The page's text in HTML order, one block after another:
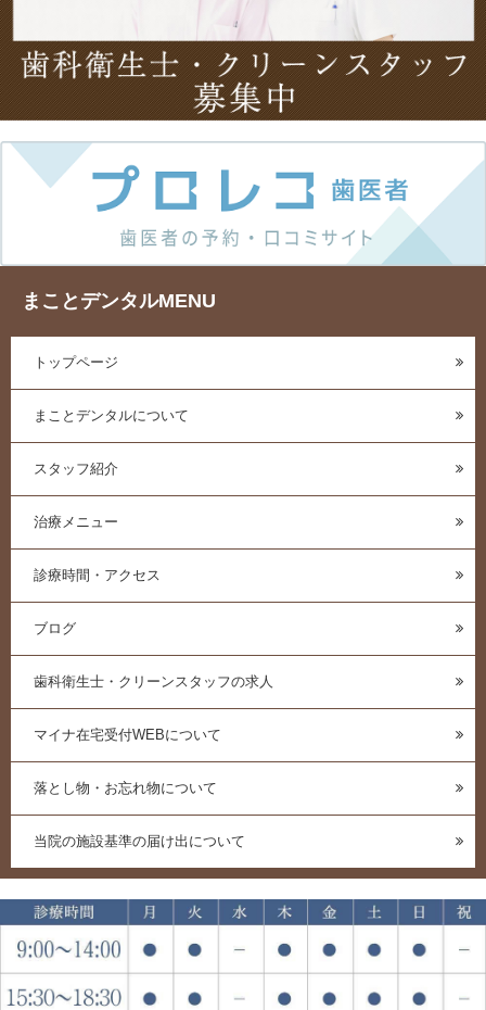
まことデンタルMENU
トップページ
まことデンタルについて
スタッフ紹介
治療メニュー
診療時間・アクセス
ブログ
歯科衛生士・クリーンスタッフの求人
マイナ在宅受付WEBについて
落とし物・お忘れ物について
当院の施設基準の届け出について